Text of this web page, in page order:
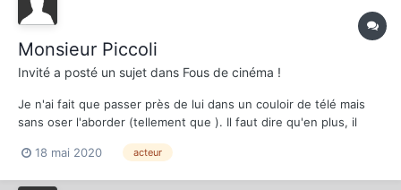
Monsieur Piccoli
Invité a posté un sujet dans Fous de cinéma !
Je n'ai fait que passer près de lui dans un couloir de télé mais
sans oser l'aborder (tellement que ). Il faut dire qu'en plus, il
serais jamais permis. Malgré tout, l'humour lui reste dû pour lui
18 mai 2020 acteur